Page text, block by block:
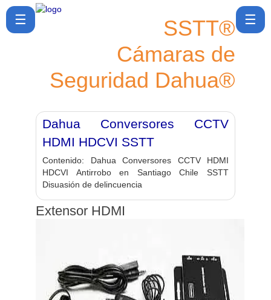
SSTT®
Cámaras de
Seguridad Dahua®
☰
SSTT®
Cómo
comprar
Política
de post
Ubicación
Dahua Conversores CCTV
HDMI HDCVI SSTT
Contenido: Dahua Conversores CCTV HDMI
HDCVI Antirrobo en Santiago Chile SSTT
Disuasión de delincuencia
Extensor HDMI
☰